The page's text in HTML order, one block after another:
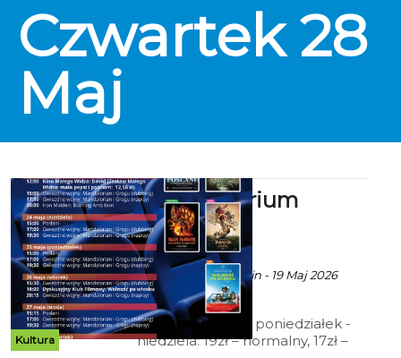
Czwartek 28
Maj
Kultura
Kino Kryterium
zaprasza
ekoszalin POLECA
Ala za CK 105 Koszalin - 19 Maj 2026
godz. 8:51
Cennik: Bilety 2D poniedziałek -
niedziela: 19zł – normalny, 17zł –